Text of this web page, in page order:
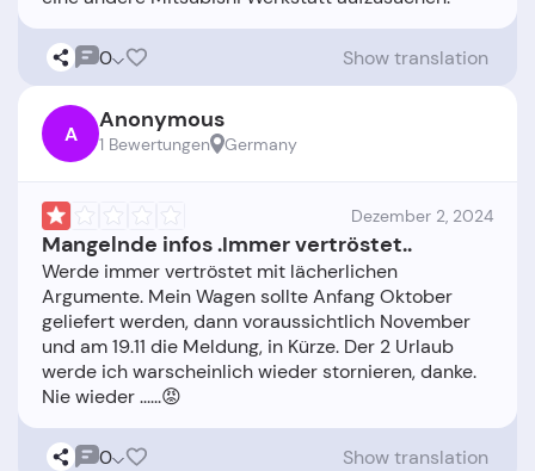
0 Show translation
A Anonymous
1 Bewertungen Germany
Dezember 2, 2024
Mangelnde infos .Immer vertröstet..
Werde immer vertröstet mit lächerlichen
Argumente. Mein Wagen sollte Anfang Oktober
geliefert werden, dann voraussichtlich November
und am 19.11 die Meldung, in Kürze. Der 2 Urlaub
werde ich warscheinlich wieder stornieren, danke.
0 Show translation